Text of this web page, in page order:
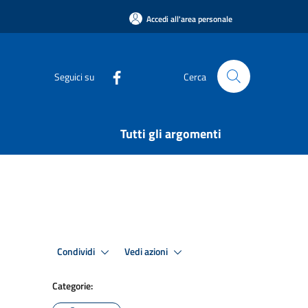
Accedi all'area personale
Seguici su Cerca
Tutti gli argomenti
Condividi Vedi azioni
Categorie: